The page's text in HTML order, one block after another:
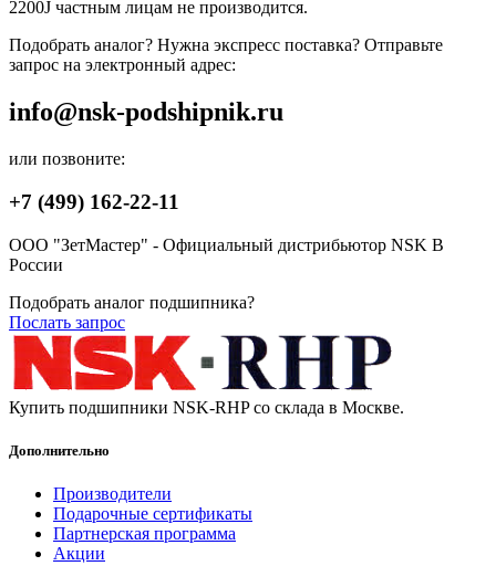
2200J частным лицам не производится.
Подобрать аналог? Нужна экспресс поставка? Отправьте
запрос на электронный адрес:
info@nsk-podshipnik.ru
или позвоните:
+7 (499) 162-22-11
ООО "ЗетМастер" - Официальный дистрибьютор NSK В
России
Подобрать аналог подшипника?
Послать запрос
Купить подшипники NSK-RHP со склада в Москве.
Дополнительно
Производители
Подарочные сертификаты
Партнерская программа
Акции